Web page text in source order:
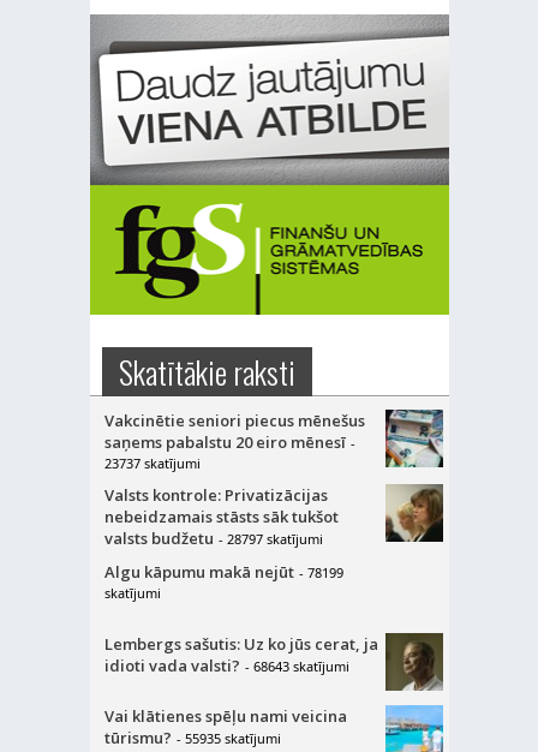
Skatītākie raksti
Vakcinētie seniori piecus mēnešus
saņems pabalstu 20 eiro mēnesī -
23737 skatījumi
Valsts kontrole: Privatizācijas
nebeidzamais stāsts sāk tukšot
valsts budžetu - 28797 skatījumi
Algu kāpumu makā nejūt - 78199
skatījumi
Lembergs sašutis: Uz ko jūs cerat, ja
idioti vada valsti? - 68643 skatījumi
Vai klātienes spēļu nami veicina
tūrismu? - 55935 skatījumi